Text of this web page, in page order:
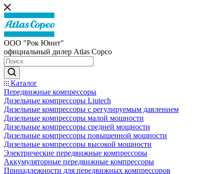
ООО "Рок Юнит"
официальный дилер Atlas Copco
Каталог
Передвижные компрессоры
Дизельные компрессоры Liutech
Дизельные компрессоры с регулируемым давлением
Дизельные компрессоры малой мощности
Дизельные компрессоры средней мощности
Дизельные компрессоры повышенной мощности
Дизельные компрессоры высокой мощности
Электрические передвижные компрессоры
Аккумуляторные передвижные компрессоры
Принадлежности для передвижных компрессоров